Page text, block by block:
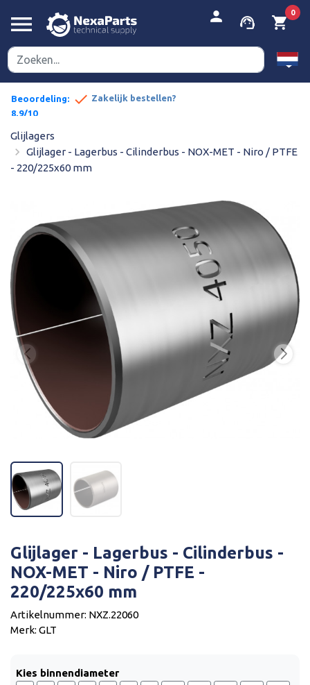
menu person support_agent shopping_cart
0
Beoordeling:
8,9/10
prijzen done Zakelijk bestellen?
Glijlagers
navigate_next Glijlager - Lagerbus - Cilinderbus - NOX-MET - Niro / PTFE
- 220/225x60 mm


Glijlager - Lagerbus - Cilinderbus -
NOX-MET - Niro / PTFE -
220/225x60 mm
Artikelnummer: NXZ.22060
Merk: GLT
Kies binnendiameter